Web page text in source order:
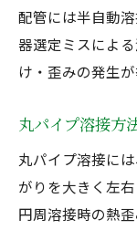
配管には半自動
器選定ミスによ
け・歪みの発生が
丸パイプ溶接方
丸パイプ溶接に
がりを大きく左
円周溶接時の熱